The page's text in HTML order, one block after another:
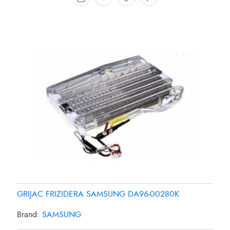
GRIJAC FRIZIDERA SAMSUNG DA96-00280K
Brand: SAMSUNG